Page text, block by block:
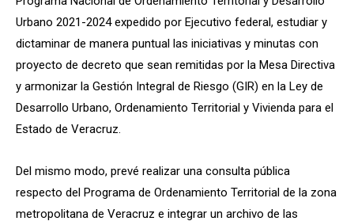
Urbano 2021-2024 expedido por Ejecutivo federal, estudiar y
dictaminar de manera puntual las iniciativas y minutas con
proyecto de decreto que sean remitidas por la Mesa Directiva
y armonizar la Gestión Integral de Riesgo (GIR) en la Ley de
Desarrollo Urbano, Ordenamiento Territorial y Vivienda para el
Estado de Veracruz.
Del mismo modo, prevé realizar una consulta pública
respecto del Programa de Ordenamiento Territorial de la zona
metropolitana de Veracruz e integrar un archivo de las